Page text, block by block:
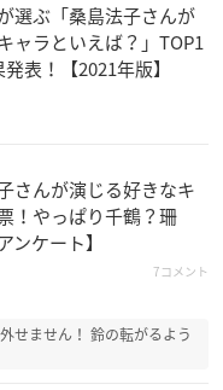
ヒャッコ
風茉莉冬馬
選ぶ「桑島法子さんが
ャラといえば？」TOP1
表！【2021年版】
さんが演じる好きなキ
！やっぱり千鶴？珊
ンケート】
7コメント
せません！ 鈴の転がるよう